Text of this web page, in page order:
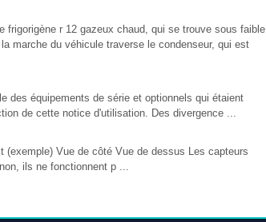
frigorigène r 12 gazeux chaud, qui se trouve sous faible
marche du véhicule traverse le condenseur, qui est
des équipements de série et optionnels qui étaient
de cette notice d'utilisation. Des divergence ...
(exemple) Vue de côté Vue de dessus Les capteurs
ils ne fonctionnent p ...